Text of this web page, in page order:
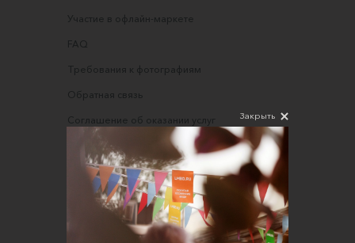
Участие в офлайн-маркете
FAQ
Требования к фотографиям
Обратная связь
Соглашение об оказании услуг
Правила сайта
Оферта для продавцов
Оферта для покупателей
Политика конфиденциальности
Закрыть